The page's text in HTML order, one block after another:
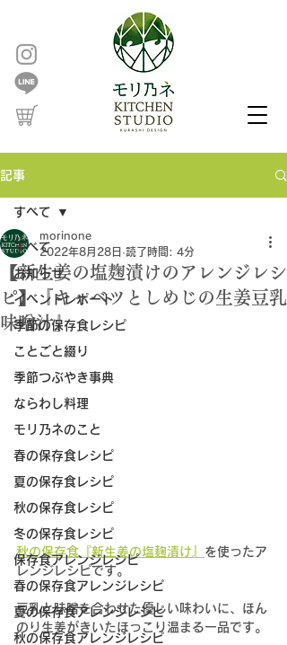
記事
すべて
お知らせ
イベントレポート
季節の保存食レシピ
ことごと綴り
季節つぶやき事典
ならわし料理
モリ乃ネのこと
春の保存食レシピ
夏の保存食レシピ
秋の保存食レシピ
冬の保存食レシピ
保存食アレンジレシピ
春の保存食アレンジレシピ
夏の保存食アレンジレシピ
秋の保存食アレンジレシピ
すべて
【新生姜の塩麹漬けのアレンジレシ
ピ】『キャベツとしめじの生姜豆乳
味噌汁』
morinone
2022年8月28日 読了時間: 4分
秋の保存食『新生姜の塩麹漬け』 を使ったア
レンジレシピです。
豆乳と味噌を合わせた優しい味わいに、ほん
のり生姜がきいたほっこり温まる一品です。